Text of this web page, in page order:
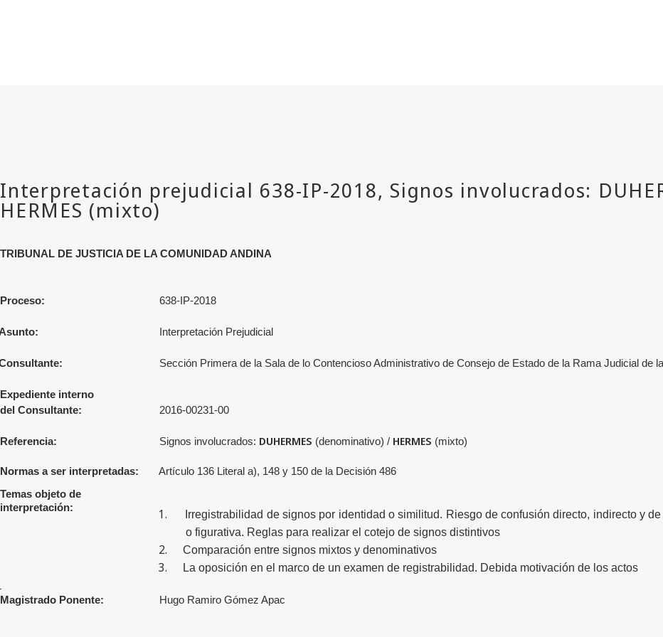
TRIBUNAL DE JUSTICIA DE LA COMUNIDAD ANDINA
Proceso: 638-IP-2018
Interpretación Prejudicial
Sección Primera de la Sala de lo Contencioso Administrativo de Consejo de Estado de la Rama Judicial de
Expediente interno
del Consultante:
2016-00231-00
Referencia: Signos involucrados: DUHERMES (denominativo) / HERMES (mixto)
Normas a ser interpretadas:
Artículo 136 Literal a), 148 y 150 de la Decisión 486
Temas objeto de
interpretación:
1.
Irregistrabilidad de signos por identidad o similitud. Riesgo de confusión directo, indirecto y
o figurativa. Reglas para realizar el cotejo de signos distintivos
2. Comparación entre signos mixtos y denominativos
3. La oposición en el marco de un examen de registrabilidad. Debida motivación de los actos
Magistrado Ponente: Hugo Ramiro Gómez Apac